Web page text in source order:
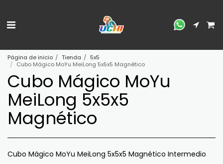
Página de inicio Tienda
5x5
Cubo Mágico MoYu MeiLong 5x5x5 Magnético
Cubo Mágico MoYu
MeiLong 5x5x5
Magnético
Cubo Mágico MoYu MeiLong 5x5x5 Magnético Intermedio